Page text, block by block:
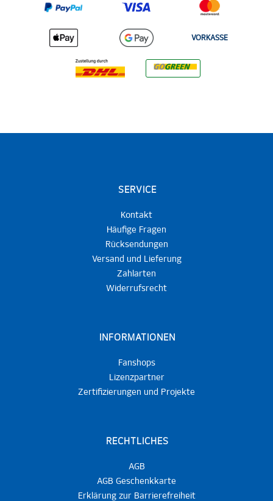
VORKASSE
SERVICE
Kontakt
Häufige Fragen
Rücksendungen
Versand und Lieferung
Zahlarten
Widerrufsrecht
INFORMATIONEN
Fanshops
Lizenzpartner
Zertifizierungen und Projekte
RECHTLICHES
AGB
AGB Geschenkkarte
Erklärung zur Barrierefreiheit